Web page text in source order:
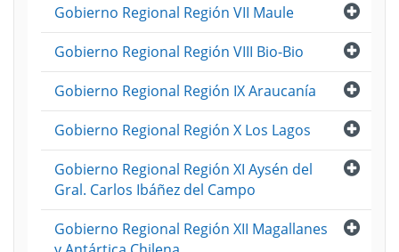
Abrir
Gobierno Regional Región VII Maule
Abrir
Gobierno Regional Región VIII Bio-Bio
Abrir
Gobierno Regional Región IX Araucanía
Abrir
Gobierno Regional Región X Los Lagos
Abrir
Gobierno Regional Región XI Aysén del
Gral. Carlos Ibáñez del Campo
Abrir
Gobierno Regional Región XII Magallanes